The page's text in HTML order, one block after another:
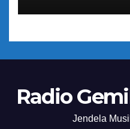
Radio
Jendela